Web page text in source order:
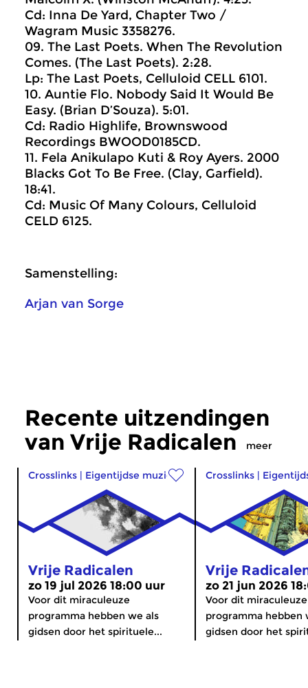
Cd: Inna De Yard, Chapter Two /
Wagram Music 3358276.
09. The Last Poets. When The Revolution
Comes. (The Last Poets). 2:28.
Lp: The Last Poets, Celluloid CELL 6101.
10. Auntie Flo. Nobody Said It Would Be
Easy. (Brian D’Souza). 5:01.
Cd: Radio Highlife, Brownswood
Recordings BWOOD0185CD.
11. Fela Anikulapo Kuti & Roy Ayers. 2000
Blacks Got To Be Free. (Clay, Garfield).
18:41.
Cd: Music Of Many Colours, Celluloid
CELD 6125.
Samenstelling:
Arjan van Sorge
Recente uitzendingen
van Vrije Radicalen
meer
Crosslinks | Eigentijdse muziek
Vrije Radicalen
zo 19 jul 2026 18:00 uur
Voor dit miraculeuze
programma hebben we als
gidsen door het spirituele...
Crosslinks |
Vrije
zo 21 jun 2026
Voor dit miraculeuze
programma hebben
gidsen door het